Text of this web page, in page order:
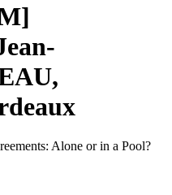
Alone or in a Pool?